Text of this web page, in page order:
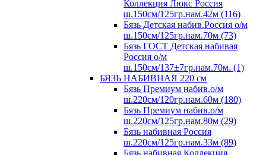
Коллекция Люкс Россия
ш.150см/125гр.нам.42м (116)
Бязь Детская набив.Россия о/м
ш.150см/125гр.нам.70м (73)
Бязь ГОСТ Детская набивая
Россия о/м
ш.150см/137±7гр.нам.70м. (1)
БЯЗЬ НАБИВНАЯ 220 см
Бязь Премиум набив.о/м
ш.220см/120гр.нам.60м (180)
Бязь Премиум набив.о/м
ш.220см/125гр.нам.80м (29)
Бязь набивная Россия
ш.220см/125гр.нам.33м (89)
Бязь набивная Коллекция